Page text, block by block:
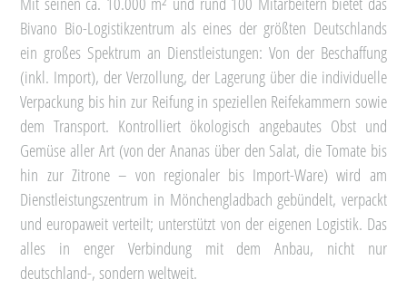
Bivano Bio-Logistikzentrum als eines der größten Deutschlands
ein großes Spektrum an Dienstleistungen: Von der Beschaffung
(inkl. Import), der Verzollung, der Lagerung über die individuelle
Verpackung bis hin zur Reifung in speziellen Reifekammern sowie
dem Transport. Kontrolliert ökologisch angebautes Obst und
Gemüse aller Art (von der Ananas über den Salat, die Tomate bis
hin zur Zitrone – von regionaler bis Import-Ware) wird am
Dienstleistungszentrum in Mönchengladbach gebündelt, verpackt
und europaweit verteilt; unterstützt von der eigenen Logistik. Das
alles in enger Verbindung mit dem Anbau, nicht nur
deutschland-, sondern weltweit.